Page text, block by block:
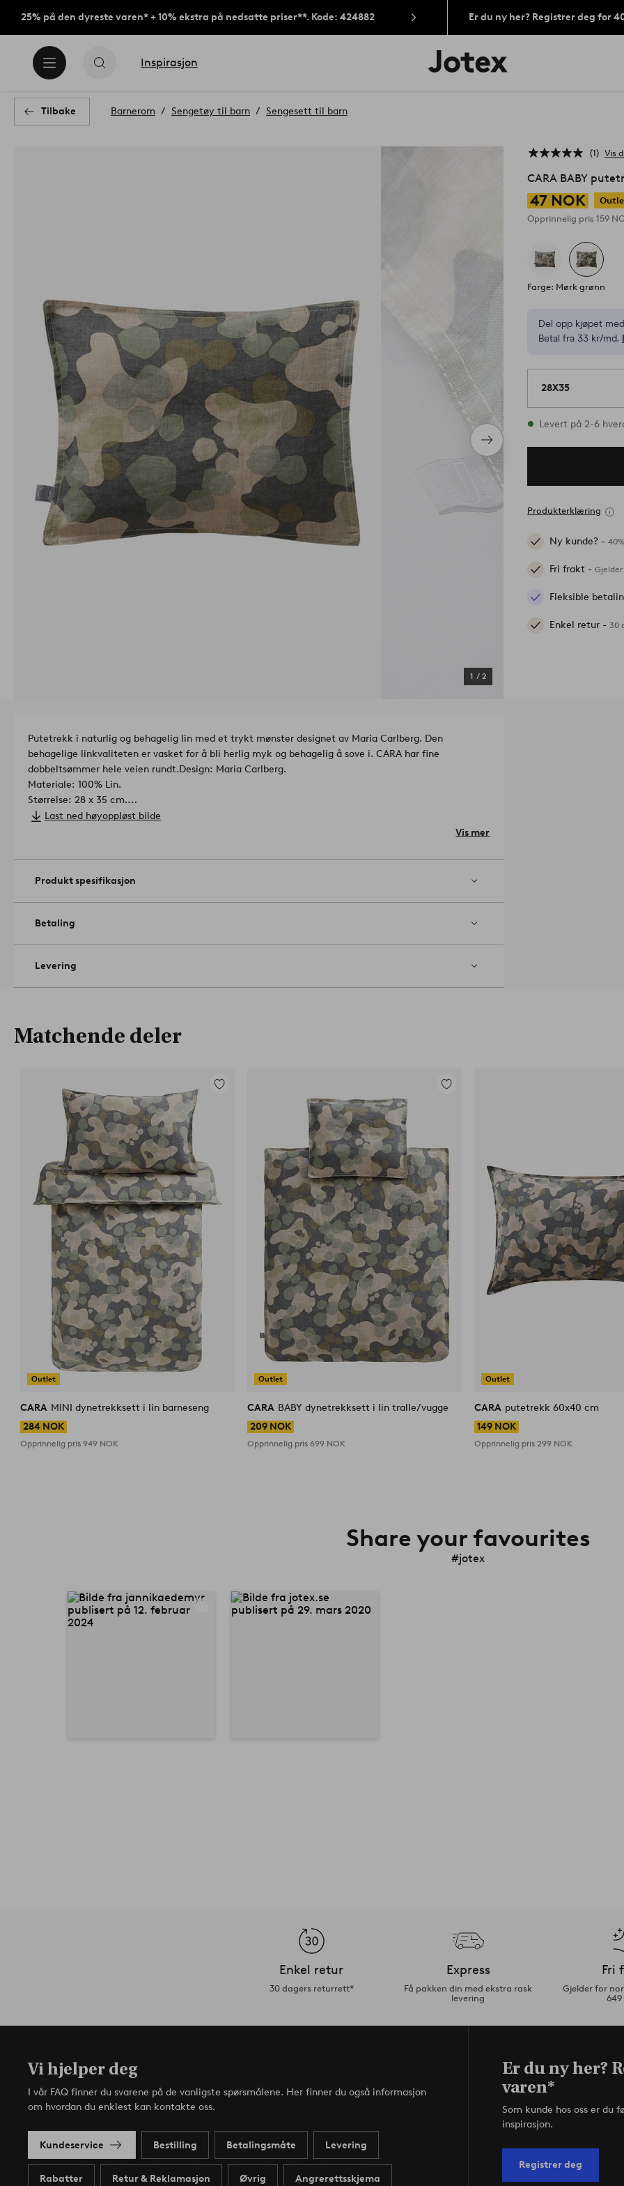
25% på den dyreste varen* + 10% ekstra på nedsatte priser**. Kode: 424882 Er du ny her? Registrer deg for
Inspirasjon
Jotex’
logo
Tilbake Barnerom Sengetøy til barn Sengesett til barn
Neste
produkt
1 / 2
1 Vis
CARA BABY
47 NOK
Opprinnelig pris159
Farge: Mørk grønn
Del opp kjøpet
Betal fra 33 kr/md.
28X35
På lager
Levert på 2-6
Produkterklæring
Ny kunde? -
Fri frakt -
Fleksible
Enkel retur -30
Putetrekk i naturlig og behagelig lin med et trykt mønster designet av Maria Carlberg. Den
behagelige linkvaliteten er vasket for å bli herlig myk og behagelig å sove i. CARA har fine
dobbeltsømmer hele veien rundt.Design: Maria Carlberg.
Materiale: 100% Lin.
Størrelse: 28 x 35 cm.
Trådtetthet: 94.0 TC. (Trådtettheten forteller om antallet tråder, thread counts, pr. kvadrattomme i
%.Artikelnummer: 1652532-02-376
Last ned høyoppløst bilde
Vis mer
Produkt spesifikasjon
Betaling
Levering
Matchende deler
Outlet
Legg
CARA MINI dynetrekksett i lin barneseng
284 NOK
Opprinnelig pris949 NOK
Outlet
Legg
CARA BABY dynetrekksett i lin tralle/vugge
209 NOK
Opprinnelig pris699 NOK
Outlet
CARA putetrekk 60x40 cm
149 NOK
Opprinnelig pris299 NOK
Share your favourites
#jotex
Enkel retur
30 dagers returrett*
Express
Få pakken din med ekstra rask
levering
Fri
Gjelder for
649
Vi hjelper deg
I vår FAQ finner du svarene på de vanligste spørsmålene. Her finner du også informasjon
om hvordan du enklest kan kontakte oss.
Kundeservice Bestilling Betalingsmåte Levering
Rabatter Retur & Reklamasjon Øvrig Angrerettsskjema
Er du ny her?
varen*
Som kunde hos oss er du
inspirasjon.
Registrer deg